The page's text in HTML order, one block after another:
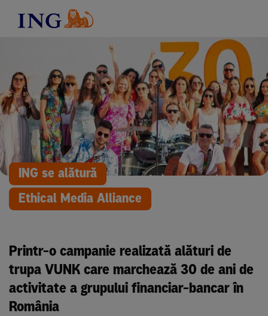
ING se alătură
Ethical Media Alliance
Printr-o campanie realizată alături de
trupa VUNK care marchează 30 de ani de
activitate a grupului financiar-bancar în
România